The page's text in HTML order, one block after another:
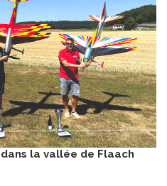
la vallée de Flaach